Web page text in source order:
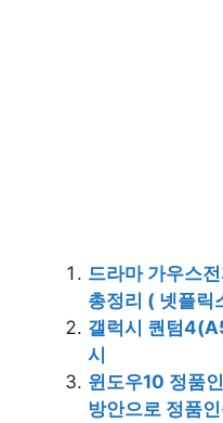
드라마 가우스
총정리 ( 넷플릭
갤럭시 퀀텀
시
윈도우10 정품
방안으로 정품